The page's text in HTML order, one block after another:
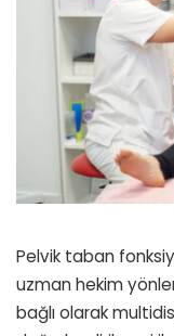
Pelvik taban
uzman hekim
bağlı olarak